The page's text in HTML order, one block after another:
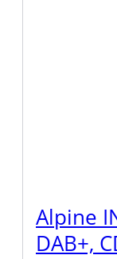
Alpine
DAB+,